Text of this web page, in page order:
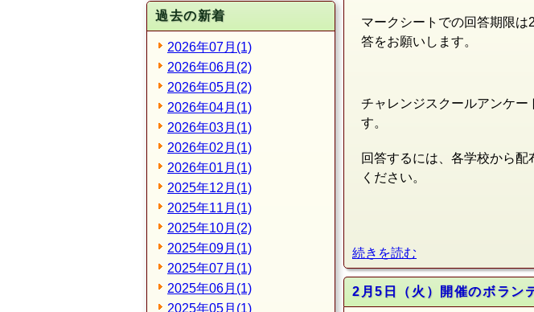
過去の新着
2026年07月(1)
2026年06月(2)
2026年05月(2)
2026年04月(1)
2026年03月(1)
2026年02月(1)
2026年01月(1)
2025年12月(1)
2025年11月(1)
2025年10月(2)
2025年09月(1)
2025年07月(1)
2025年06月(1)
2025年05月(1)
マークシートでの回答期限
答をお願いします。
チャレンジスクールアンケー
す。
回答するには、各学校から
ください。
続きを読む
2月5日（火）開催のボラン